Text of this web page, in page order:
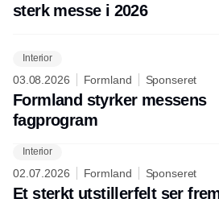
sterk messe i 2026
Interior
03.08.2026 Formland Sponseret
Formland styrker messens
fagprogram
Interior
02.07.2026 Formland Sponseret
Et sterkt utstillerfelt ser